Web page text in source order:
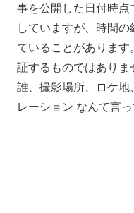
事を公開した日付時
していますが、時間
ていることがありま
証するものではありま
誰、撮影場所、ロケ地
レーション なんて言